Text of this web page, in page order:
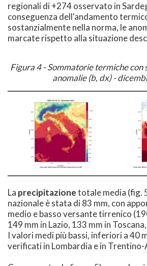
regionali di +274 osservato in
conseguenza dell'andamento
sostanzialmente nella norma, le
marcate rispetto alla situazione
Figura 4 - Sommatorie termiche con
anomalie (b, dx) -
La precipitazionetotale media (fig.
nazionale è stata di 83 mm, con
medio e basso versante tirrenico
149 mm in Lazio, 133 mm in
I valori medi più bassi, inferiori a 40
verificati in Lombardia e in